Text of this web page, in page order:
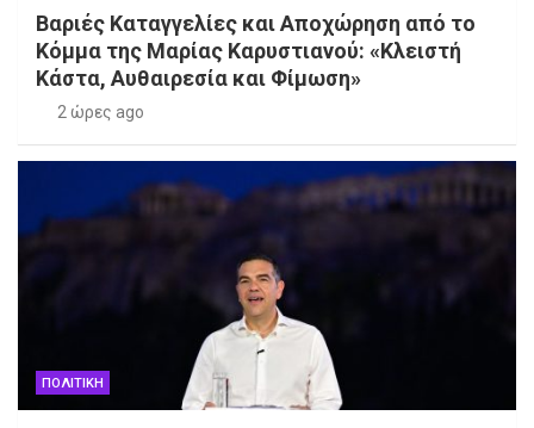
Βαριές Καταγγελίες και Αποχώρηση από το
Κόμμα της Μαρίας Καρυστιανού: «Κλειστή
Κάστα, Αυθαιρεσία και Φίμωση»
2 ώρες ago
ΠΟΛΙΤΙΚΗ